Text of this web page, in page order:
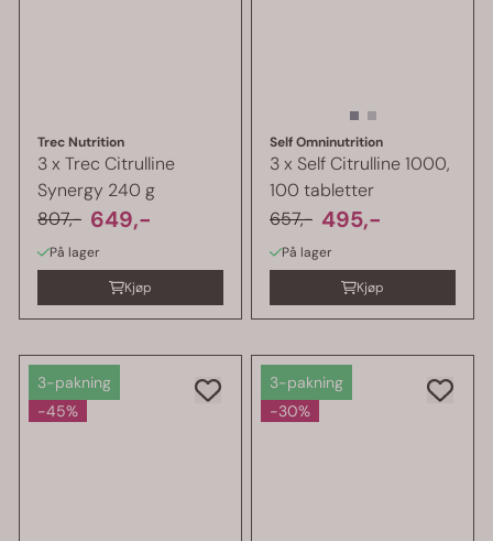
Trec Nutrition
3 x Trec Citrulline
Synergy 240 g
807,- 649,-
På lager
Kjøp
Self Omninutrition
3 x Self Citrulline 1000,
100 tabletter
657,- 495,-
På lager
Kjøp
3-pakning
-45%
3-pakning
-30%